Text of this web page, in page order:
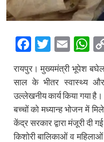
Facebook
Twitter
रायपुर। मुख्यमंत्री भूपेश
साल के भीतर स्वास्थ्य और
उल्लेखनीय कार्य किया गया है।
बच्चों को मध्यान्ह भोजन में
केंद्र सरकार द्वारा मंजूरी
किशोरी बालिकाओं व